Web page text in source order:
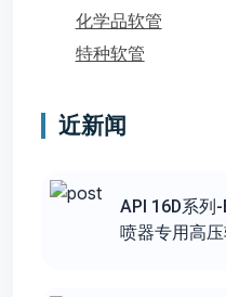
化学品软管
特种软管
近新闻
API 16D系列
喷器专用高